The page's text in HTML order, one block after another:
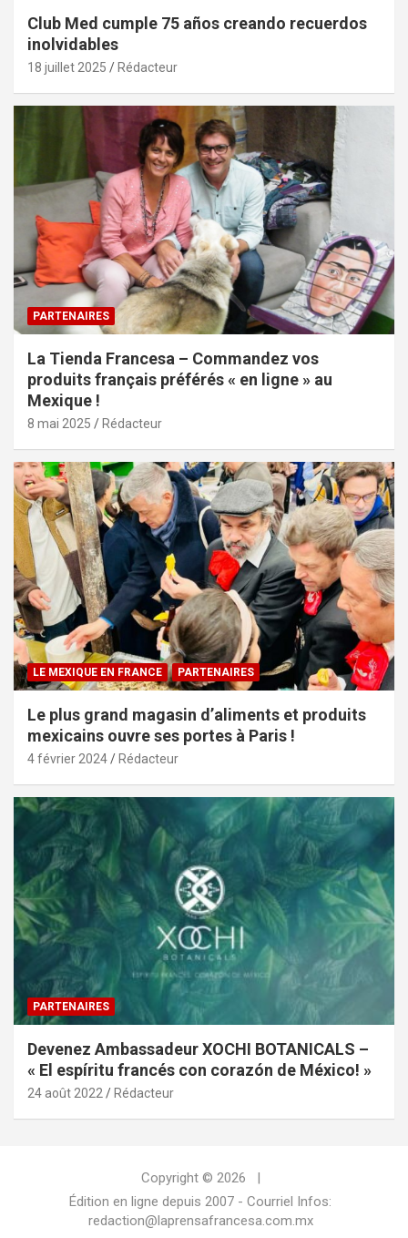
Club Med cumple 75 años creando recuerdos
inolvidables
18 juillet 2025 Rédacteur
PARTENAIRES
La Tienda Francesa – Commandez vos
produits français préférés « en ligne » au
Mexique !
8 mai 2025 Rédacteur
LE MEXIQUE EN FRANCE PARTENAIRES
Le plus grand magasin d’aliments et produits
mexicains ouvre ses portes à Paris !
4 février 2024 Rédacteur
PARTENAIRES
Devenez Ambassadeur XOCHI BOTANICALS –
« El espíritu francés con corazón de México! »
24 août 2022 Rédacteur
Copyright © 2026
Édition en ligne depuis 2007 - Courriel Infos:
redaction@laprensafrancesa.com.mx